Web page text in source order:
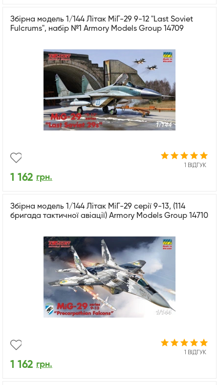
Збірна модель 1/144 Літак МіГ-29 9-12 "Last Soviet
Fulcrums", набір №1 Armory Models Group 14709
1 ВІДГУК
1 162 грн.
Збірна модель 1/144 Літак МіГ-29 серії 9-13, (114
бригада тактичної авіації) Armory Models Group 14710
1 ВІДГУК
1 162 грн.